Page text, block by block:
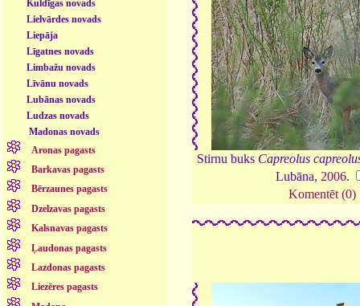
Kuldīgas novads
Lielvārdes novads
Liepāja
Līgatnes novads
Limbažu novads
Līvānu novads
Lubānas novads
Ludzas novads
Madonas novads
Aronas pagasts
Barkavas pagasts
Bērzaunes pagasts
Dzelzavas pagasts
Kalsnavas pagasts
Ļaudonas pagasts
Lazdonas pagasts
Liezēres pagasts
Stirnu buks Capreolus
Lubāna, 2006.
Komentēt (0)